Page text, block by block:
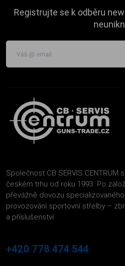
Registrujte se k odběru
Společnost CB SERVIS CENTRUM
českém trhu od roku 1993. Po
převážně dovozu
provozování sportovní střelby –
a příslušenství.
+420 778 474 544